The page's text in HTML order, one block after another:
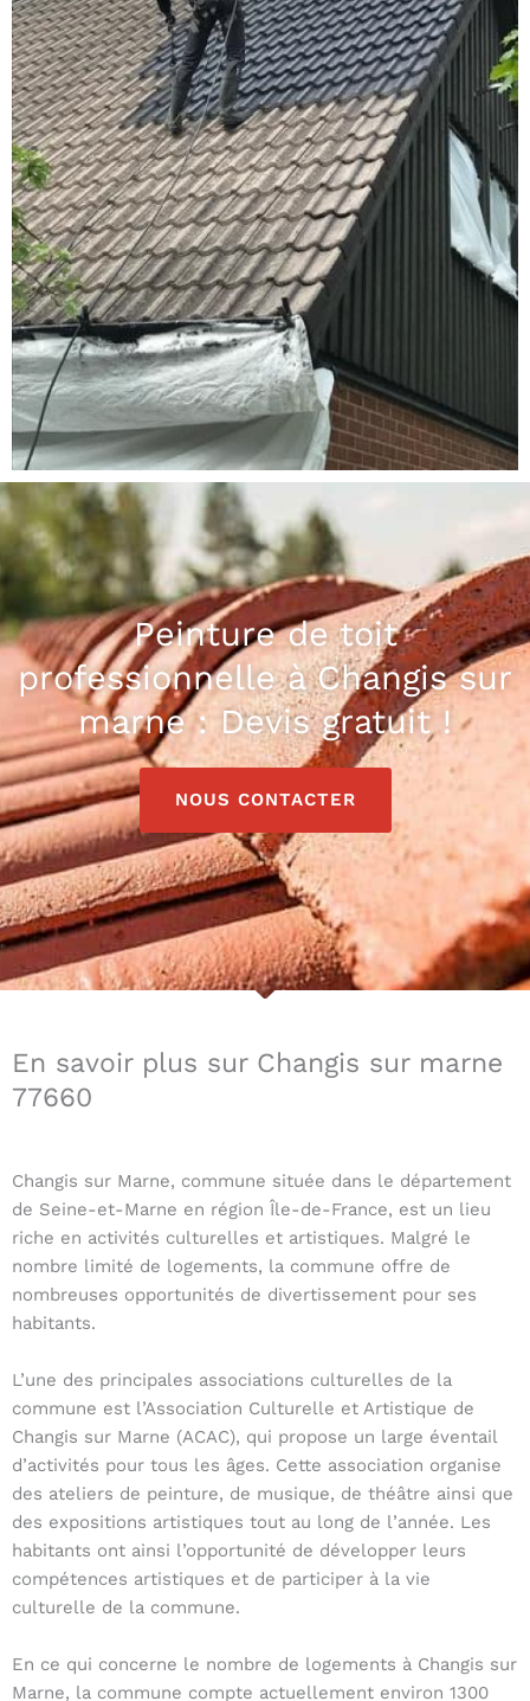
Peinture de toit
professionnelle à Changis sur
marne : Devis gratuit !
NOUS CONTACTER
En savoir plus sur Changis sur marne
77660
Changis sur Marne, commune située dans le département
de Seine-et-Marne en région Île-de-France, est un lieu
riche en activités culturelles et artistiques. Malgré le
nombre limité de logements, la commune offre de
nombreuses opportunités de divertissement pour ses
habitants.
L’une des principales associations culturelles de la
commune est l’Association Culturelle et Artistique de
Changis sur Marne (ACAC), qui propose un large éventail
d’activités pour tous les âges. Cette association organise
des ateliers de peinture, de musique, de théâtre ainsi que
des expositions artistiques tout au long de l’année. Les
habitants ont ainsi l’opportunité de développer leurs
compétences artistiques et de participer à la vie
culturelle de la commune.
En ce qui concerne le nombre de logements à Changis sur
Marne, la commune compte actuellement environ 1300